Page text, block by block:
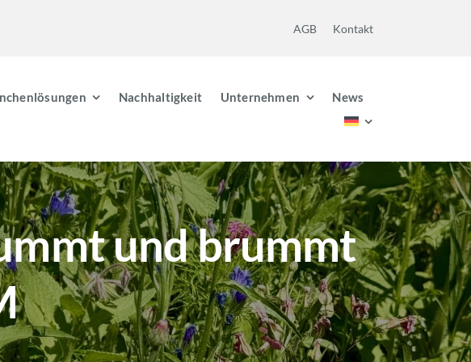
AGB Kontakt
Nachhaltigkeit Unternehmen News
und brummt